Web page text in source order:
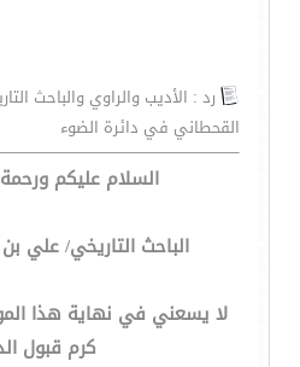
رد : الأديب والراوي والباحث
القحطاني في دائرة الضوء
السلام عليكم ورحمة
الباحث التاريخي/ علي
لا يسعني في نهاية هذا
كرم قبول